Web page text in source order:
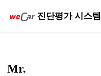
진단평가 시스템
Mr.